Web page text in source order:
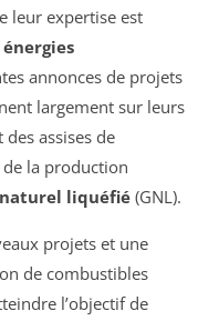
leur expertise est
énergies
annonces de projets
largement sur leurs
assises de
de la production
naturel liquéfié (GNL).
projets et une
de combustibles
l’objectif de